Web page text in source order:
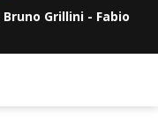
Bruno Grillini - Fabio